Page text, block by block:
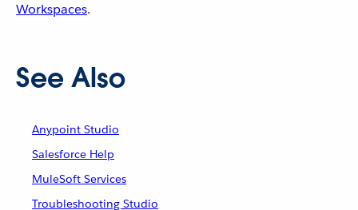
Workspaces.
See Also
Anypoint Studio
Salesforce Help
MuleSoft Services
Troubleshooting Studio